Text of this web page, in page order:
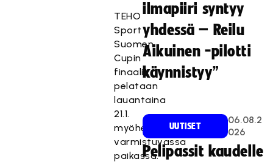
TEHO
Sport
Suomen
Cupin
finaalit
pelataan
lauantaina
21.1.
myöhemmin
varmistuvassa
paikassa.
ilmapiiri syntyy
yhdessä – Reilu
Aikuinen -pilotti
käynnistyy”
UUTISET
06.08.2
026
Pelipassit kaudelle